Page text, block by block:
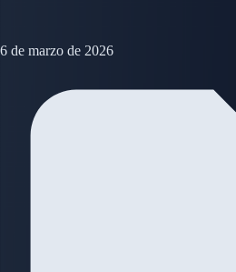
6 de marzo de 2026